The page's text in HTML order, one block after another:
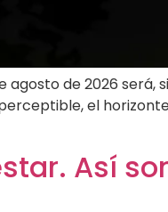
de 2026 será,
el
Así